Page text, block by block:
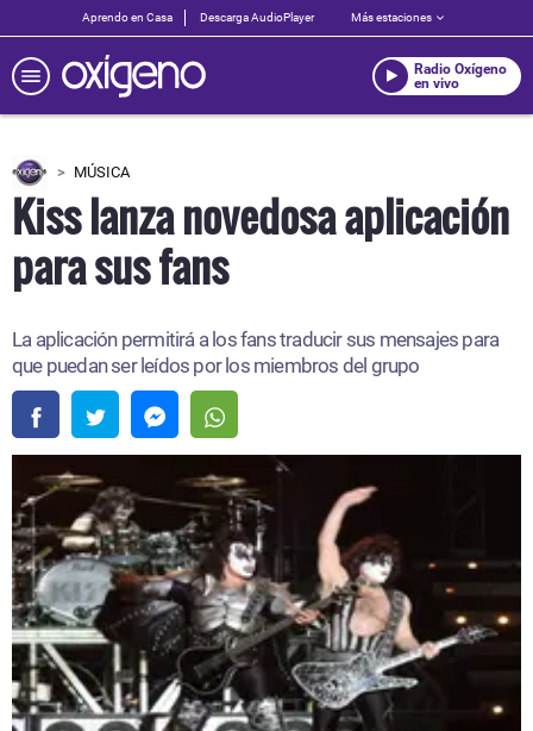
Aprendo en Casa Descarga AudioPlayer Más estaciones
Radio Oxígeno
en vivo
MÚSICA
Kiss lanza novedosa aplicación
para sus fans
La aplicación permitirá a los fans traducir sus mensajes para
que puedan ser leídos por los miembros del grupo